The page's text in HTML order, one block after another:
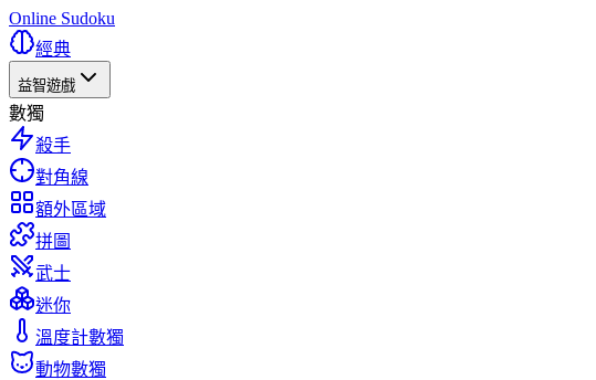
Online Sudoku
經典
益智遊戲
數獨
殺手
對角線
額外區域
拼圖
武士
迷你
溫度計數獨
動物數獨